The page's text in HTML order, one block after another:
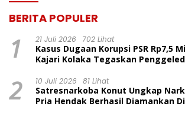
BERITA POPULER
1 21 Juli 2026 702 Lihat
Kasus Dugaan Korupsi PSR Rp7,5
Kajari Kolaka Tegaskan
2 10 Juli 2026 81 Lihat
Satresnarkoba Konut Ungkap
Pria Hendak Berhasil Diamankan